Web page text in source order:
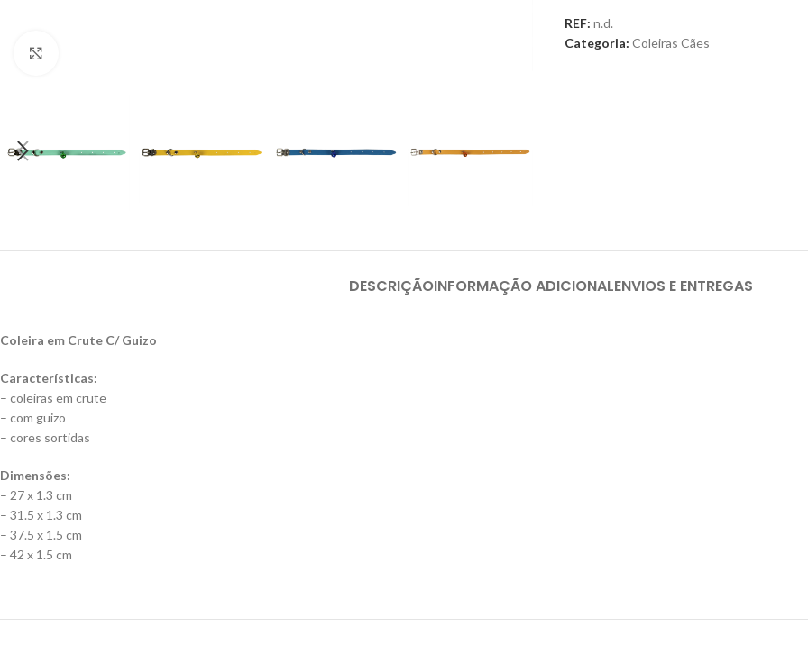
REF: n.d.
Categoria: Coleiras Cães
DESCRIÇÃOINFORMAÇÃO ADICIONALENVIOS E ENTREGAS
Coleira em Crute C/ Guizo
Características:
– coleiras em crute
– com guizo
– cores sortidas
Dimensões:
– 27 x 1.3 cm
– 31.5 x 1.3 cm
– 37.5 x 1.5 cm
– 42 x 1.5 cm